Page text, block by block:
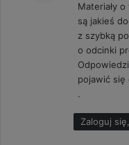
Materiały
są jakieś
z szybką
o odcinki
pojawić
.
Zaloguj